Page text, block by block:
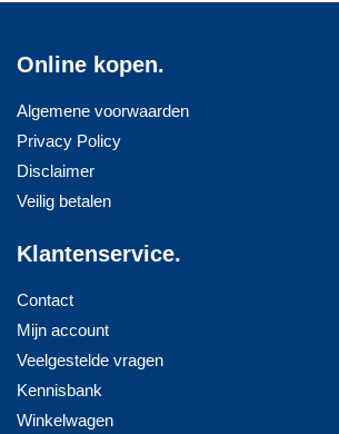
Online kopen.
Algemene voorwaarden
Privacy Policy
Disclaimer
Veilig betalen
Klantenservice.
Contact
Mijn account
Veelgestelde vragen
Kennisbank
Winkelwagen